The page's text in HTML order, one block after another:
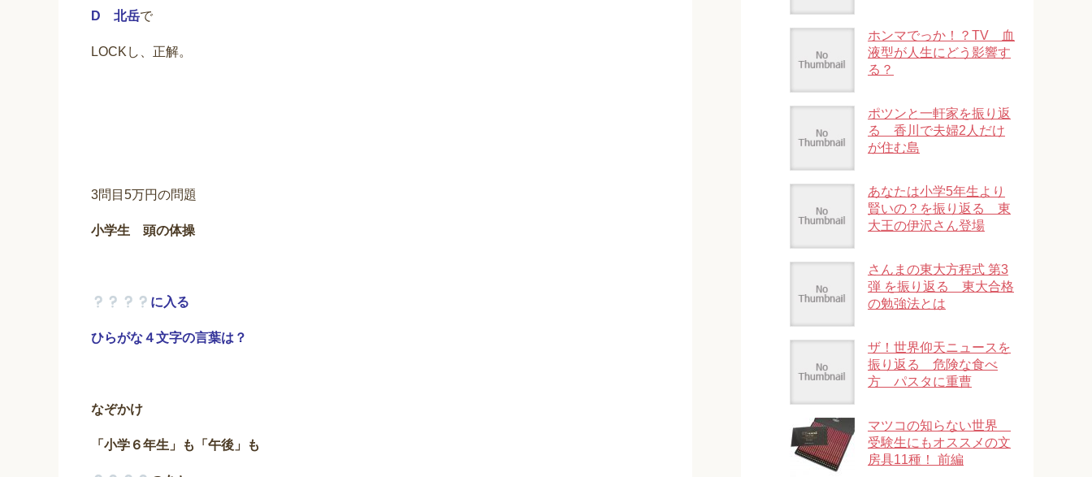
D 北岳で
LOCKし、正解。
3問目5万円の問題
小学生 頭の体操
に入る
ひらがな４文字の言葉は？
なぞかけ
「小学６年生」も「午後」も
ホンマでっか！？TV 血
液型が人生にどう影響す
る？
ポツンと一軒家を振り返
る 香川で夫婦2人だけ
が住む島
あなたは小学5年生より
賢いの？を振り返る 東
大王の伊沢さん登場
さんまの東大方程式 第3
弾 を振り返る 東大合格
の勉強法とは
ザ！世界仰天ニュースを
振り返る 危険な食べ
方 パスタに重曹
マツコの知らない世界
受験生にもオススメの文
房具11種！ 前編